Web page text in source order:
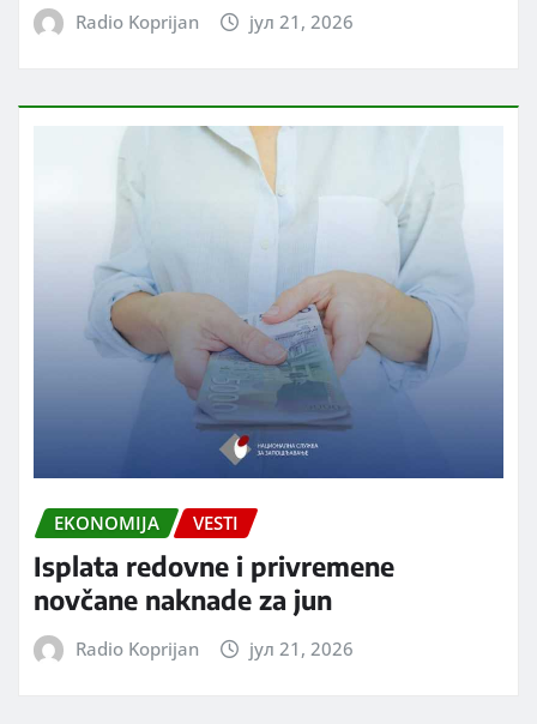
Radio Koprijan јул 21, 2026
EKONOMIJA VESTI
Isplata redovne i privremene
novčane naknade za jun
Radio Koprijan јул 21, 2026